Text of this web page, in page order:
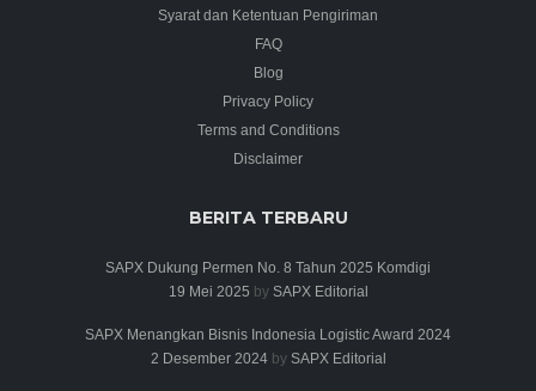
Syarat dan Ketentuan Pengiriman
FAQ
Blog
Privacy Policy
Terms and Conditions
Disclaimer
BERITA TERBARU
SAPX Dukung Permen No. 8 Tahun 2025 Komdigi
19 Mei 2025 by SAPX Editorial
SAPX Menangkan Bisnis Indonesia Logistic Award 2024
2 Desember 2024by SAPX Editorial